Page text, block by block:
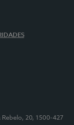
Rebelo, 20, 1500-427